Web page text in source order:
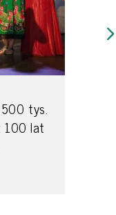
tys.
100 lat